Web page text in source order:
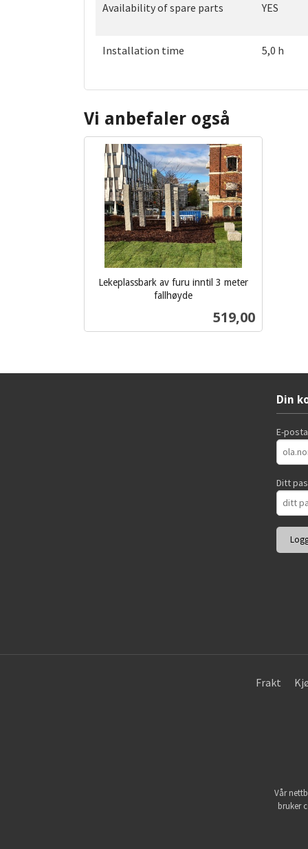
Availability of spare parts YES
Installation time 5,0 h
Vi anbefaler også
Lekeplassbark av furu inntil 3 meter
fallhøyde
Pris
519,00
Din
E-
Ditt
Frakt
Vår
bruker